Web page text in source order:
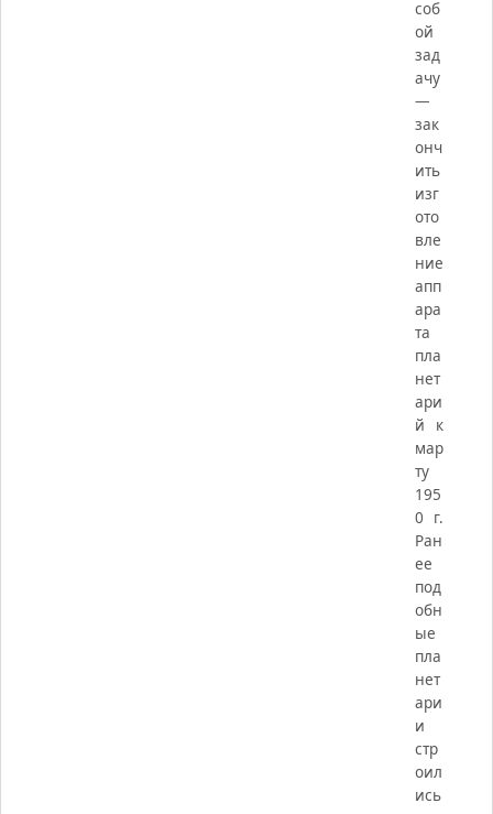
соб
ой
зад
ачу
—
зак
онч
ить
изг
ото
вле
ние
апп
ара
та
пла
нет
ари
й к
мар
ту
195
0 г.
Ран
ее
под
обн
ые
пла
нет
ари
и
стр
оил
ись